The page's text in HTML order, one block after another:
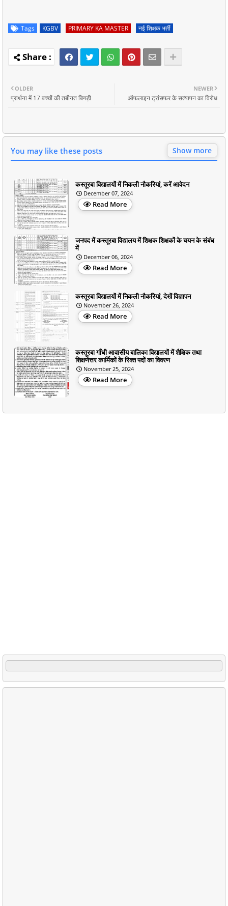
Tags KGBV PRIMARY KA MASTER नई शिक्षक भर्ती
NEWER
ऑफलाइन ट्रांसफर के सत्यापन का विरोध
OLDER
प्रार्थना में 17 बच्चों की तबीयत बिगड़ी
You may like these posts Show more
कस्तूरबा विद्यालयों में निकली नौकरियां, करें आवेदन
December 07, 2024
Read More
जनपद में कस्तूरबा विद्यालय में शिक्षक शिक्षकों के चयन के संबंध
में
December 06, 2024
Read More
कस्तूरबा विद्यालयों में निकली नौकरियां, देखें विज्ञापन
November 26, 2024
Read More
कस्तूरबा गाँधी आवासीय बालिका विद्यालयों में शैक्षिक तथा
शिक्षणेत्तर कार्मिकों के रिक्त पदों का विवरण
November 25, 2024
Read More